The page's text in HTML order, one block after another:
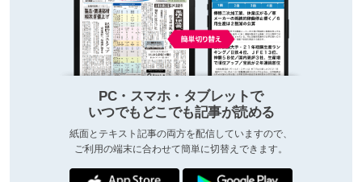
PC・スマホ・タブレットで
いつでもどこでも記事が読める
紙面とテキスト記事の両方を配信していますので、
ご利用の端末に合わせて簡単に切替えできます。